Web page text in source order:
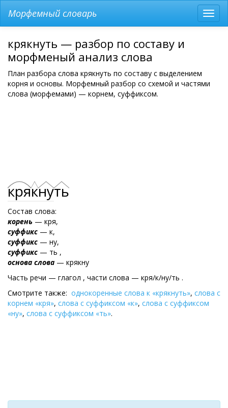
меню
Морфемный словарь
крякнуть — разбор по составу и
морфменый анализ слова
План разбора слова крякнуть по составу с выделением
корня и основы. Морфемный разбор со схемой и частями
слова (морфемами) — корнем, суффиксом.
крякнуть
Состав слова:
корень — кря,
суффикс — к,
суффикс — ну,
суффикс — ть ,
основа слова — крякну
Часть речи — глагол , части слова — кря/к/ну/ть .
Смотрите также: однокоренные слова к «крякнуть», слова с
корнем «кря», слова с суффиксом «к», слова с суффиксом
«ну», слова с суффиксом «ть».